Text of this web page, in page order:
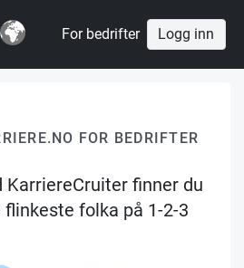
For bedrifter Logg inn
FOR BEDRIFTER
KarriereCruiter finner du
flinkeste folka på 1-2-3